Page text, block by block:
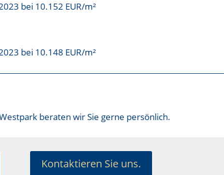
bei 10.152 EUR/m²
bei 10.148 EUR/m²
beraten wir Sie gerne persönlich.
Kontaktieren Sie uns.